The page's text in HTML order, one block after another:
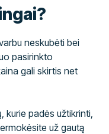
neskubėti bei
pasirinkto
gali skirtis net
kurie padės užtikrinti,
už gautą